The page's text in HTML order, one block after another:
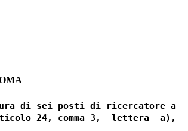
di sei posti di ricercatore a
24, comma 3,  lettera  a),